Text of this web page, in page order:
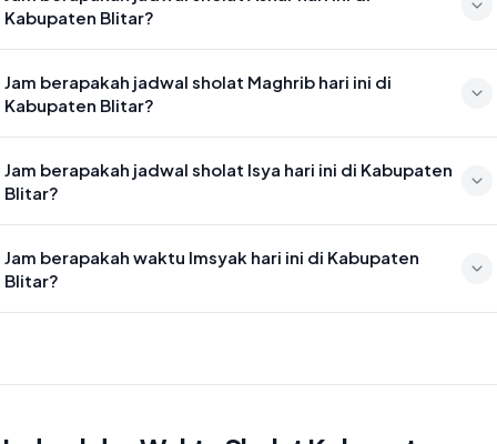
Kabupaten Blitar?
Jam berapakah jadwal sholat Maghrib hari ini di
Kabupaten Blitar?
Jam berapakah jadwal sholat Isya hari ini di Kabupaten
Blitar?
Jam berapakah waktu Imsyak hari ini di Kabupaten
Blitar?